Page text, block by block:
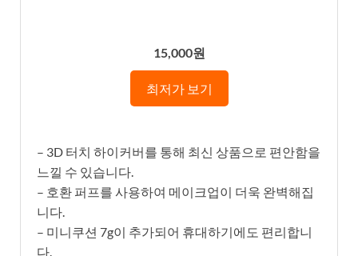
15,000원
최저가 보기
– 3D 터치 하이커버를 통해 최신 상품으로 편안함을
느낄 수 있습니다.
– 호환 퍼프를 사용하여 메이크업이 더욱 완벽해집
니다.
– 미니쿠션 7g이 추가되어 휴대하기에도 편리합니
다.